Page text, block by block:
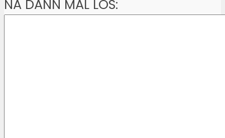
NA DANN MAL LOS: